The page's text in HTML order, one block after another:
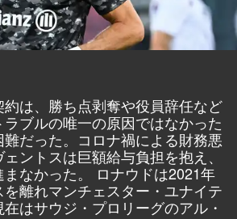
約は、勝ち点剥奪や役員辞任など
ブルの唯一の原因ではなかった
だった。コロナ禍による財務悪
ントスは巨額給与負担を抱え、
なかった。 ロナウドは2021年
離れマンチェスター・ユナイテ
はサウジ・プロリーグのアル・